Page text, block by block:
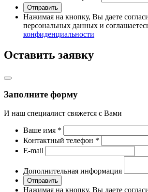
Отправить
Нажимая на кнопку, Вы даете
персональных данных и
конфиденциальности
Оставить заявку
Заполните форму
И наш специалист свяжется с Вами
Ваше имя *
Контактный телефон *
Е-mail
Дополнительная информация
Отправить
Нажимая на кнопку, Вы даете